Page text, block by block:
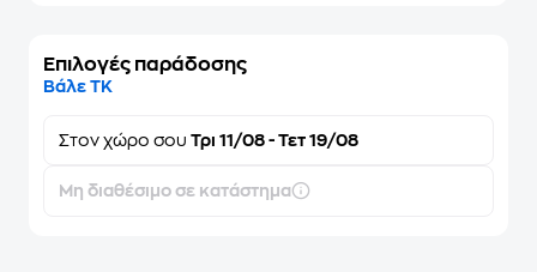
Επιλογές παράδοσης
Βάλε ΤΚ
Στον χώρο σου Τρι 11/08 - Τετ 19/08
Μη διαθέσιμο σε κατάστημα